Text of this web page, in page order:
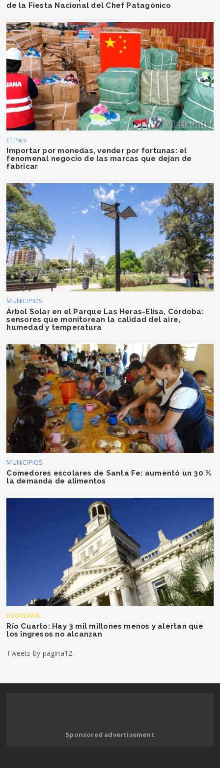
de la Fiesta Nacional del Chef Patagónico
El País
Importar por monedas, vender por fortunas: el
fenomenal negocio de las marcas que dejan de
fabricar
MUNICIPIOS
Árbol Solar en el Parque Las Heras-Elisa, Córdoba:
sensores que monitorean la calidad del aire,
humedad y temperatura
MUNICIPIOS
Comedores escolares de Santa Fe: aumentó un 30 %
la demanda de alimentos
ECONOMÍA
Río Cuarto: Hay 3 mil millones menos y alertan que
los ingresos no alcanzan
Tweets by pagina12
Sponsored advertisement